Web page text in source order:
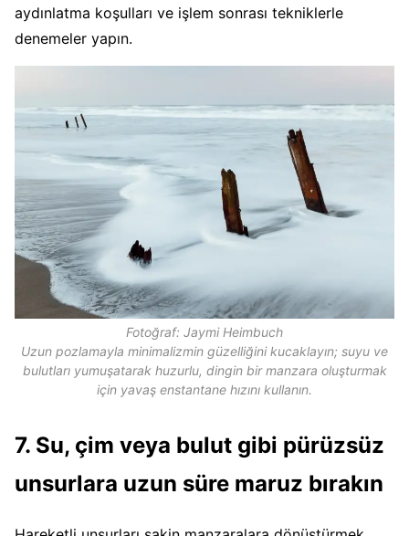
aydınlatma koşulları ve işlem sonrası tekniklerle
denemeler yapın.
Fotoğraf: Jaymi Heimbuch
Uzun pozlamayla minimalizmin güzelliğini kucaklayın; suyu ve
bulutları yumuşatarak huzurlu, dingin bir manzara oluşturmak
için yavaş enstantane hızını kullanın.
7. Su, çim veya bulut gibi pürüzsüz
unsurlara uzun süre maruz bırakın